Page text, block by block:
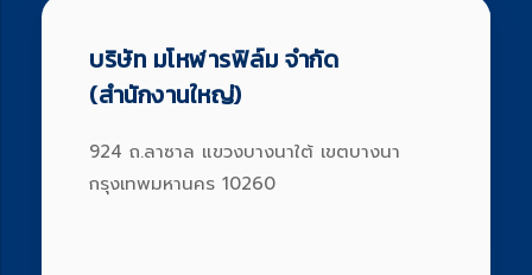
บริษัท มโหฬารฟิล์ม จำกัด
(สำนักงานใหญ่)
924 ถ.ลาซาล แขวงบางนาใต้ เขตบางนา
กรุงเทพมหานคร 10260